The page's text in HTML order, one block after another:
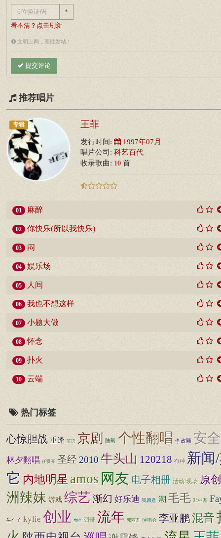
*
看不清？点击刷新
文明上网，理性发帖！
提交评论
推荐唱片
专辑 王菲
发行时间: 1997年07月
唱片公司: 科艺百代
收录歌曲: 10 首
01 麻醉
02 你快乐(所以我快乐)
03 闷
04 娱乐场
05 人间
06 我也不想这样
07 小题大做
08 怀念
09 扑火
10 云端
热门标签
心惊胆战 重逢 英语 京剧 陆毅 个性翻唱 李政颖 安
林夕翻唱 任贤齐 圣经 2010牛头山 120218 有种 新闻
它 内地明星 amos 网友 电子相册 活动/现场 原创
洲辣妹 游戏 综艺渐幻 好乐迪 我愿意 潮 毛毛 郑中基
生亻子 kylie 创业 窦唯 囧哥 流年 邓丽君 演唱会 李亚鹏混音